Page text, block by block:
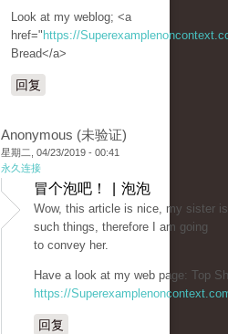
Look at my weblog; <a
href=" https://
Bread</a>
回复
Anonymous (未验证)
星期二, 04/23/2019 - 00:41
永久连接
冒个泡吧！ | 泡泡
Wow, this article is nice, my sister
such things, therefore I am going
to convey her.
Have a look at my web page: Top
https://
回复